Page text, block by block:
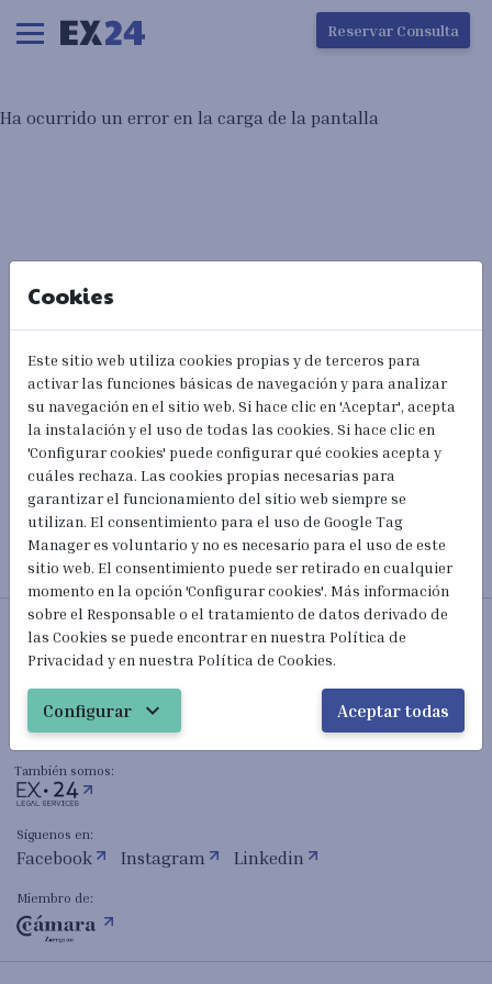
Ha ocurrido un error en la carga de la pantalla
Reservar Consulta
Ha ocurrido un error en la carga de la pantalla
Cookies
Este sitio web utiliza cookies propias y de terceros para
activar las funciones básicas de navegación y para analizar
su navegación en el sitio web. Si hace clic en 'Aceptar', acepta
la instalación y el uso de todas las cookies. Si hace clic en
'Configurar cookies' puede configurar qué cookies acepta y
cuáles rechaza. Las cookies propias necesarias para
garantizar el funcionamiento del sitio web siempre se
utilizan. El consentimiento para el uso de Google Tag
Manager es voluntario y no es necesario para el uso de este
sitio web. El consentimiento puede ser retirado en cualquier
momento en la opción 'Configurar cookies'. Más información
sobre el Responsable o el tratamiento de datos derivado de
las Cookies se puede encontrar en nuestra Política de
Privacidad y en nuestra Política de Cookies.
Configurar expand_more Aceptar todas
Abogados Extranjería y Nacionalidad
mail_outline hola@extranjeria24h.com
(+34) 601 023 820
También somos:
Síguenos en:
Facebook Instagram Linkedin
Miembro de: